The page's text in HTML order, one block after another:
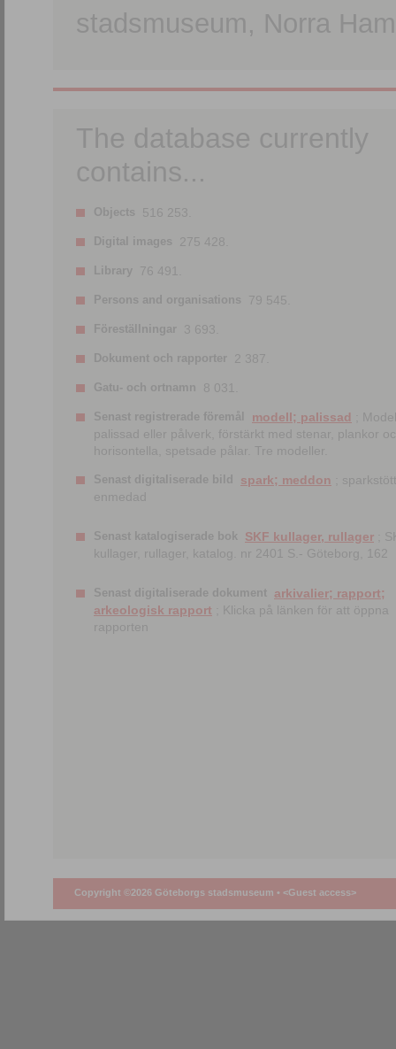
stadsmuseum, Norra
The database currently
contains...
Objects 516 253.
Digital images 275 428.
Library 76 491.
Persons and organisations 79 545.
Föreställningar 3 693.
Dokument och rapporter 2 387.
Gatu- och ortnamn 8 031.
Senast registrerade föremål modell; palissad
;
palissad eller pålverk, förstärkt med stenar, plankor
horisontella, spetsade pålar. Tre modeller.
Senast digitaliserade bild spark; meddon ;
enmedad
Senast katalogiserade bok SKF kullager, rullager ;
kullager, rullager, katalog. nr 2401 S.- Göteborg, 162
Senast digitaliserade dokument arkivalier; rapport;
arkeologisk rapport ; Klicka på länken för att öppna
rapporten
Copyright ©2026 Göteborgs stadsmuseum • <Guest access>